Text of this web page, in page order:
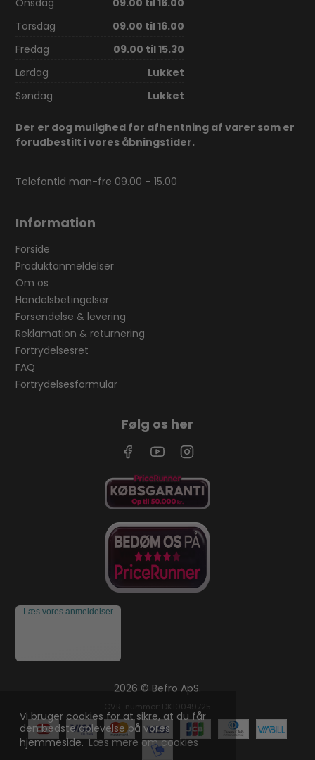
Vi bruger cookies for at sikre, at du får
den bedste oplevelse på vores
hjemmeside.Læs mere om cookies
Onsdag
09.00 til 16.00
Torsdag
09.00 til 16.00
Fredag
09.00 til 15.30
Lørdag
Lukket
Søndag
Lukket
Der er dog mulighed for afhentning af varer som er
forudbestilt i vores åbningstider.
Telefontid man-fre 09.00 – 15.00
Information
Forside
Produktanmeldelser
Om os
Handelsbetingelser
Forsendelse & levering
Reklamation & returnering
Fortrydelsesret
FAQ
Fortrydelsesformular
Følg os her
Læs vores anmeldelser
2026 © Befro ApS.
CVR-nummer: DK10049725